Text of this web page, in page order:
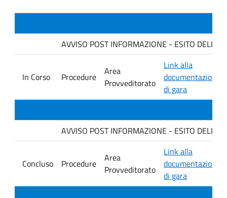
AVVISO POST INFORMAZIONE - ESITO
In Corso Procedure
Area
Provveditorato
Link alla
documentazione
di gara
AVVISO POST INFORMAZIONE - ESITO
Concluso Procedure
Area
Provveditorato
Link alla
documentazione
di gara